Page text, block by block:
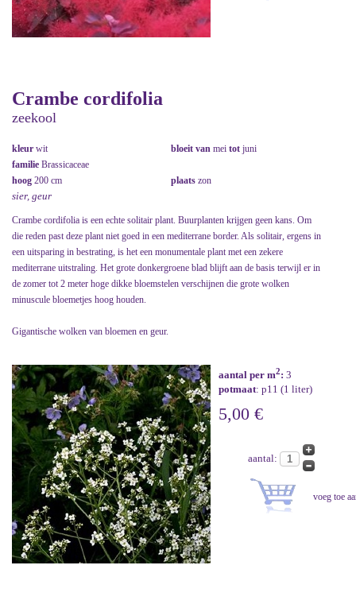
Crambe cordifolia
zeekool
kleur wit bloeit van mei tot juni
familie Brassicaceae
hoog 200 cm plaats zon
sier, geur
Crambe cordifolia is een echte solitair plant. Buurplanten krijgen geen kans. Om
die reden past deze plant niet goed in een mediterrane border. Als solitair, ergens in
een uitsparing in bestrating, is het een monumentale plant met een zekere
mediterrane uitstraling. Het grote donkergroene blad blijft aan de basis terwijl er in
de zomer tot 2 meter hoge dikke bloemstelen verschijnen die grote wolken
minuscule bloemetjes hoog houden.
Gigantische wolken van bloemen en geur.
aantal per m2: 3
potmaat: p11 (1 liter)
5,00 €
aantal: